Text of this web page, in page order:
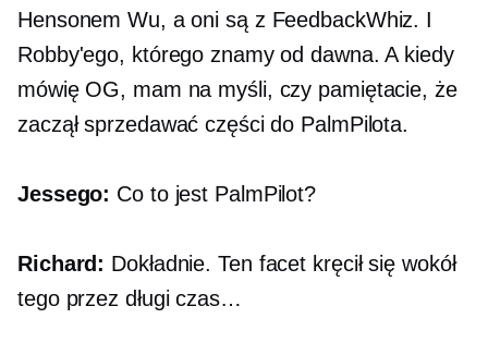
Hensonem Wu, a oni są z FeedbackWhiz. I
Robby'ego, którego znamy od dawna. A kiedy
mówię OG, mam na myśli, czy pamiętacie, że
zaczął sprzedawać części do PalmPilota.
Jessego: Co to jest PalmPilot?
Richard: Dokładnie. Ten facet kręcił się wokół
tego przez długi czas…